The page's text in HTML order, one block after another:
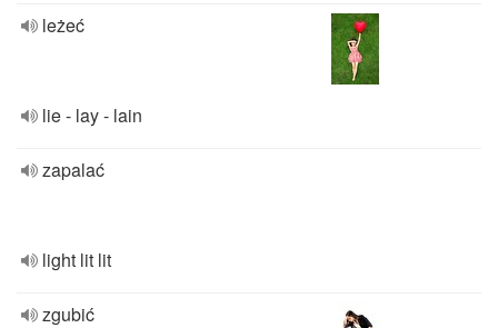
leżeć
lie - lay - lain
zapalać
light lit lit
zgubić